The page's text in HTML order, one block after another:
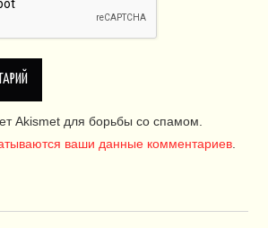
Akismet для борьбы со спамом.
ваши данные комментариев